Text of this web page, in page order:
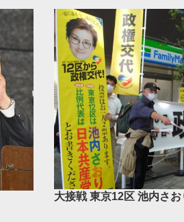
大接戦 東京12